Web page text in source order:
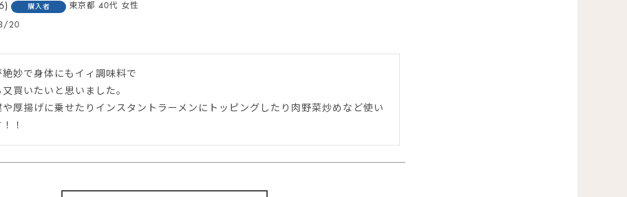
購入者 東京都 40代 女性
20
妙で身体にもイィ調味料で
買いたいと思いました。
や厚揚げに乗せたりインスタントラーメンにトッピングしたり肉野菜炒めなど使い
！